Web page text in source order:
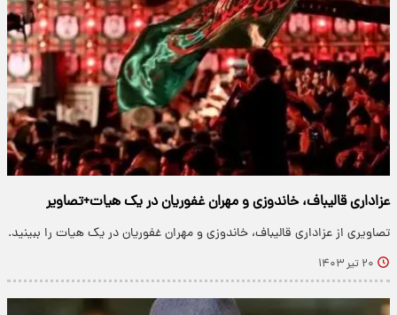
عزاداری قالیباف، خاندوزی و مهران غفوریان در یک هیات+تصاویر
تصاویری از عزاداری قالیباف، خاندوزی و مهران غفوریان در یک هیات را ببینید.
۲۰ تیر ۱۴۰۳